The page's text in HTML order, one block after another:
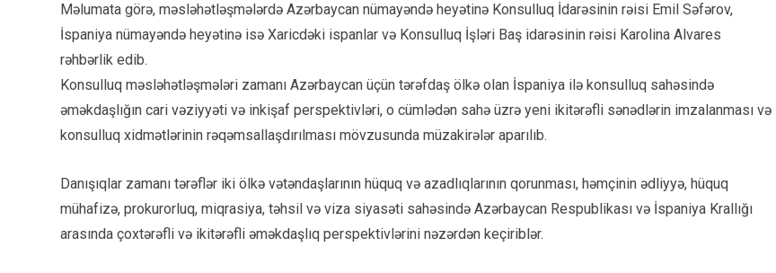
Məlumata görə, məsləhətləşmələrdə Azərbaycan nümayəndə heyətinə Konsulluq İdarəsinin rəisi Emil Səfərov,
İspaniya nümayəndə heyətinə isə Xaricdəki ispanlar və Konsulluq İşləri Baş idarəsinin rəisi Karolina Alvares
rəhbərlik edib.
Konsulluq məsləhətləşmələri zamanı Azərbaycan üçün tərəfdaş ölkə olan İspaniya ilə konsulluq sahəsində
əməkdaşlığın cari vəziyyəti və inkişaf perspektivləri, o cümlədən sahə üzrə yeni ikitərəfli sənədlərin imzalanması və
konsulluq xidmətlərinin rəqəmsallaşdırılması mövzusunda müzakirələr aparılıb.
Danışıqlar zamanı tərəflər iki ölkə vətəndaşlarının hüquq və azadlıqlarının qorunması, həmçinin ədliyyə, hüquq
mühafizə, prokurorluq, miqrasiya, təhsil və viza siyasəti sahəsində Azərbaycan Respublikası və İspaniya Krallığı
arasında çoxtərəfli və ikitərəfli əməkdaşlıq perspektivlərini nəzərdən keçiriblər.